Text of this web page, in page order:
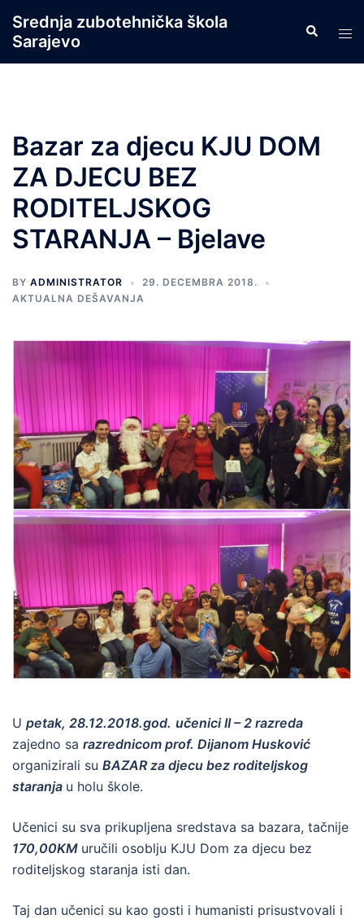
content
Srednja zubotehnička škola
Sarajevo
Search
Bazar za djecu KJU DOM
ZA DJECU BEZ
RODITELJSKOG
STARANJA – Bjelave
BY ADMINISTRATOR
29. DECEMBRA 2018.
AKTUALNA DEŠAVANJA
U petak, 28.12.2018.god. učenici II – 2 razreda
zajedno sa razrednicom prof. Dijanom Husković
organizirali su BAZAR za djecu bez roditeljskog
staranja u holu škole.
Učenici su sva prikupljena sredstava sa bazara, tačnije
170,00KM uručili osoblju KJU Dom za djecu bez
roditeljskog staranja isti dan.
Taj dan učenici su kao gosti i humanisti prisustvovali i